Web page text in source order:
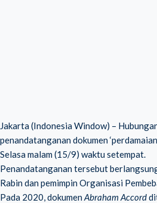
Jakarta (Indonesia Window) –
penandatanganan dokumen
Selasa malam (15/9) waktu setempat.
Penandatanganan tersebut
Rabin dan pemimpin Organisasi
Pada 2020, dokumenAbraham Accord